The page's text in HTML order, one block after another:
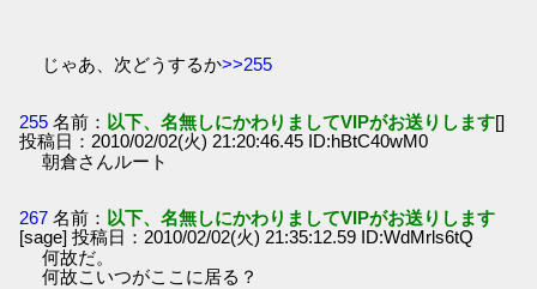
じゃあ、次どうするか>>255
255 名前： 以下、名無しにかわりましてVIPがお送りします[]
投稿日：2010/02/02(火) 21:20:46.45 ID:hBtC40wM0
朝倉さんルート
267 名前： 以下、名無しにかわりましてVIPがお送りします
[sage] 投稿日：2010/02/02(火) 21:35:12.59 ID:WdMrls6tQ
何故だ。
何故こいつがここに居る？